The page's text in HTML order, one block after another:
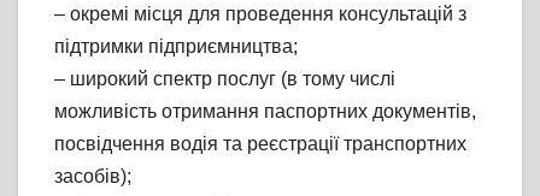
– окремі місця для проведення консультацій з
підтримки підприємництва;
– широкий спектр послуг (в тому числі
можливість отримання паспортних документів,
посвідчення водія та реєстрації транспортних
засобів);